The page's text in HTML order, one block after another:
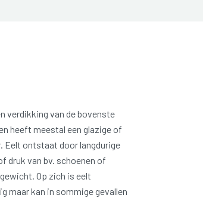
verdikking van de bovenste
heeft meestal een glazige of
Eelt ontstaat door langdurige
druk van bv. schoenen of
Op zich is eelt
maar kan in sommige gevallen